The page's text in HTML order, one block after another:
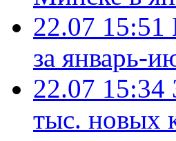
22.07 15:51
за январь-
22.07 15:34
тыс. новых